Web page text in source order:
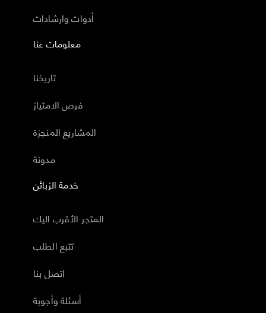
أدوات وارشادات
معلومات عنا
تاريخنا
فرص الامتياز
المشاريع المنجزة
مدونة
خدمة الزبائن
المتجر الأقرب اليك
تتبع الطلب
اتصل بنا
أسئلة وأجوبة